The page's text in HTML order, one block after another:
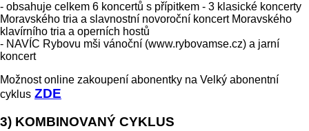
- obsahuje celkem 6 koncertů s přípitkem - 3 klasické koncerty
Moravského tria a slavnostní novoroční koncert Moravského
klavírního tria a operních hostů
- NAVÍC Rybovu mši vánoční (www.rybovamse.cz) a jarní
koncert
Možnost online zakoupení abonentky na Velký abonentní
cyklus ZDE
3) KOMBINOVANÝ CYKLUS